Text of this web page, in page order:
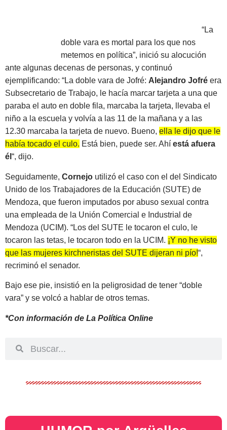
“La
doble vara es mortal para los que nos
metemos en política”, inició su alocución
ante algunas decenas de personas, y continuó
ejemplificando: “La doble vara de Jofré: Alejandro Jofré era
Subsecretario de Trabajo, le hacía marcar tarjeta a una que
paraba el auto en doble fila, marcaba la tarjeta, llevaba el
niño a la escuela y volvía a las 11 de la mañana y a las
12.30 marcaba la tarjeta de nuevo. Bueno, ella le dijo que le
había tocado el culo. Está bien, puede ser. Ahí está afuera
él “, dijo.
Seguidamente, Cornejo utilizó el caso con el del Sindicato
Unido de los Trabajadores de la Educación (SUTE) de
Mendoza, que fueron imputados por abuso sexual contra
una empleada de la Unión Comercial e Industrial de
Mendoza (UCIM). “Los del SUTE le tocaron el culo, le
tocaron las tetas, le tocaron todo en la UCIM. ¡Y no he visto
que las mujeres kirchneristas del SUTE dijeran ni pío!“,
recriminó el senador.
Bajo ese pie, insistió en la peligrosidad de tener “doble
vara” y se volcó a hablar de otros temas.
*Con información de La Política Online